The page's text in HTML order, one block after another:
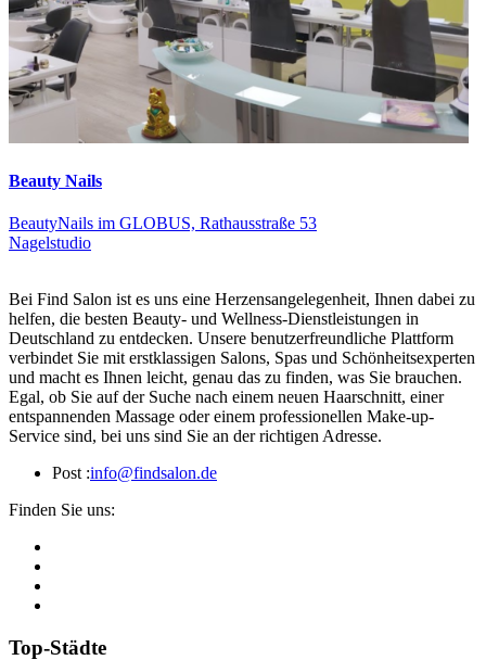
Beauty Nails
BeautyNails im GLOBUS, Rathausstraße 53
Nagelstudio
Bei Find Salon ist es uns eine Herzensangelegenheit, Ihnen dabei zu
helfen, die besten Beauty- und Wellness-Dienstleistungen in
Deutschland zu entdecken. Unsere benutzerfreundliche Plattform
verbindet Sie mit erstklassigen Salons, Spas und Schönheitsexperten
und macht es Ihnen leicht, genau das zu finden, was Sie brauchen.
Egal, ob Sie auf der Suche nach einem neuen Haarschnitt, einer
entspannenden Massage oder einem professionellen Make-up-
Service sind, bei uns sind Sie an der richtigen Adresse.
Post :info@findsalon.de
Finden Sie uns:
Top-Städte